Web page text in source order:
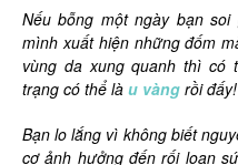
Nếu bỗng một ngày bạn
mình xuất hiện những đốm
vùng da xung quanh thì có
trạng có thể là u vàng rồi đấy!
Bạn lo lắng vì không biết
cơ ảnh hưởng đến rối loạn